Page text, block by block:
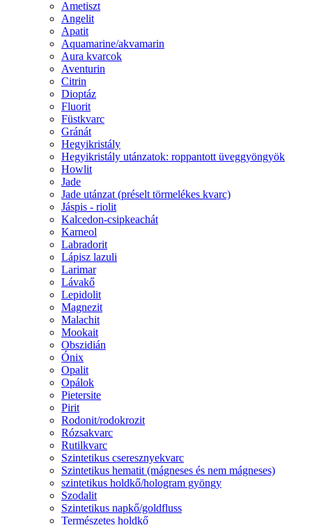
Ametiszt
Angelit
Apatit
Aquamarine/akvamarin
Aura kvarcok
Aventurin
Citrin
Dioptáz
Fluorit
Füstkvarc
Gránát
Hegyikristály
Hegyikristály utánzatok: roppantott üveggyöngyök
Howlit
Jade
Jade utánzat (préselt törmelékes kvarc)
Jáspis - riolit
Kalcedon-csipkeachát
Karneol
Labradorit
Lápisz lazuli
Larimar
Lávakő
Lepidolit
Magnezit
Malachit
Mookait
Obszidián
Ónix
Opalit
Opálok
Pietersite
Pirit
Rodonit/rodokrozit
Rózsakvarc
Rutilkvarc
Szintetikus cseresznyekvarc
Szintetikus hematit (mágneses és nem mágneses)
szintetikus holdkő/hologram gyöngy
Szodalit
Szintetikus napkő/goldfluss
Természetes holdkő